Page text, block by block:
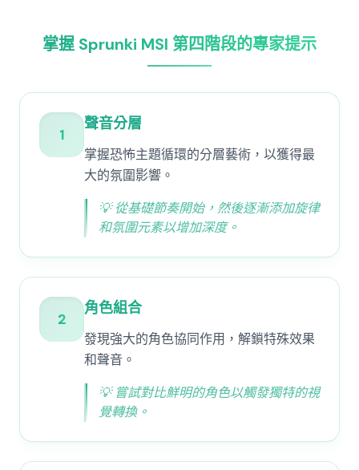
掌握 Sprunki MSI 第四階段的專家提示
1
聲音分層
掌握恐怖主題循環的分層藝術，以獲得最
大的氛圍影響。
💡從基礎節奏開始，然後逐漸添加旋律
和氛圍元素以增加深度。
2
角色組合
發現強大的角色協同作用，解鎖特殊效果
和聲音。
💡 嘗試對比鮮明的角色以觸發獨特的視
覺轉換。